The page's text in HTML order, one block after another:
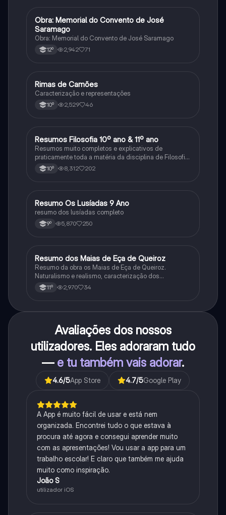
Português
Obra: Memorial do Convento de José
Saramago
Obra: Memorial do Convento de José Saramago
12º 2,942 71
Português
Rimas de Camões
Caracterização e representações
10º 2,529 46
Filosofia
Resumos Filosofia 10º ano & 11º ano
Resumos muito completos e explicativos de
praticamente toda a matéria da disciplina de Filosofia
10º 8,312 202
Português
Resumo Os Lusíadas 9 Ano
resumo dos lusíadas completo
9º 5,870 250
Português
Resumo dos Maias de Eça de Queiroz
Resumo da obra os Maias de Eça de Queiroz.
Naturalismo e realismo, caracterização dos
personagens e contexto histórico.
11º 2,970 34
Avaliações dos nossos
utilizadores. Eles adoraram tudo
— e tu também vais adorar.
4.6/5App Store 4.7/5Google Play
A App é muito fácil de usar e está nem
organizada. Encontrei tudo o que estava à
procura até agora e consegui aprender muito
com as apresentações! Vou usar a app para um
trabalho escolar! E claro que também me ajuda
muito como inspiração.
João S
utilizador iOS